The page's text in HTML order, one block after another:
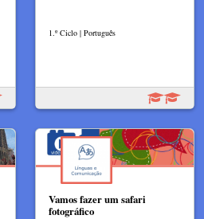
1.º Ciclo | Português
Vamos fazer um safari
fotográfico